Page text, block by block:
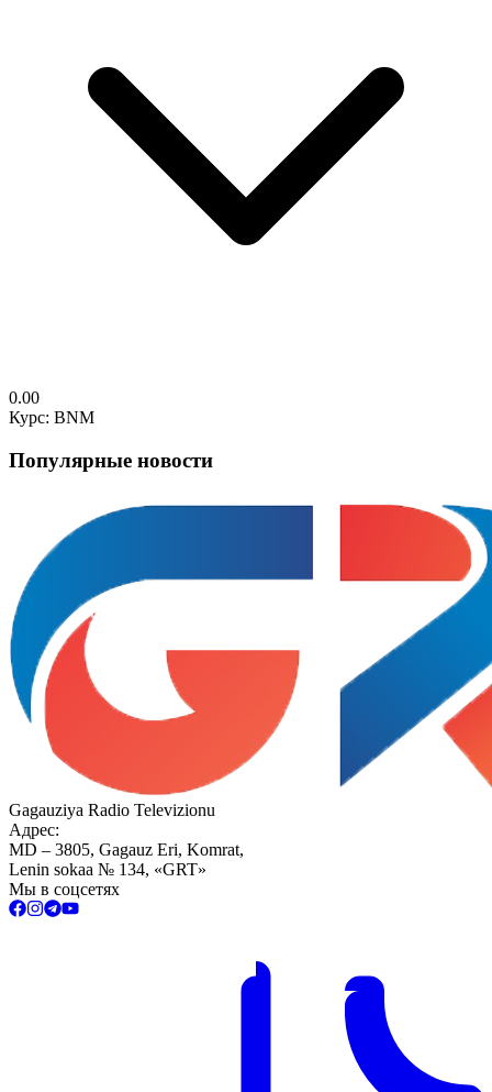
0.00
Курс: BNM
Популярные новости
Gagauziya Radio Televizionu
Адрес:
MD – 3805, Gagauz Eri, Komrat,
Lenin sokaa № 134, «GRT»
Мы в соцсетях